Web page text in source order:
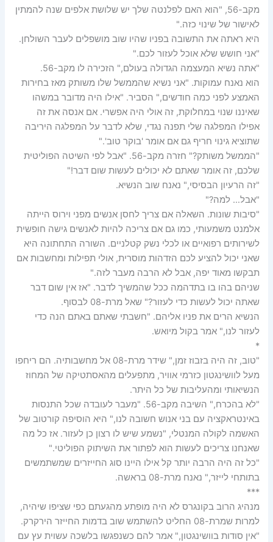
מקב-56, "הוא האם לפלנטה שלך יש שלושת אלפים שנה להמתין
לאישור של שינוי כזה."
היא ראתה את התשובה בפניו שהיו שוב מושפלים לעבר השולחן.
"אני חושש שלא אוכל לעזור לכם."
"אתה נשיא המעצמה הגדולה בעולם," הזכירה לו מקב-56.
הוא נאנח עמוקות. "אני נשיא שהממשל שלו משותק מאז בחירות
האמצע לפני כמה חודשים," הסביר. "אילו היה מדובר במשהו
שאיננו שנוי במחלוקת, זה אולי היה אפשרי. אם אנסה את זה
אפילו המפלגה שלי תפנה נגדי, שלא לדבר על המפלגה היריבה
שתוציא גינוי חריף גם אם אומר 'בוקר טוב'."
"הממשל משותק?" חזרה מקב-56. "אבל לפי השיטה הפוליטית
שלכם, זה אומר שאתם לא יכולים לעשות שום דבר!"
"זה הרעיון הבסיסי," נאנח שוב הנשיא.
"אבל… למה?"
"סיבות שונות. השאלה אם צריך לחסן אנשים מפני וירוס הייתה
אלמנט משמעותי, כמו גם אם צריכה להיות לאנשים גישה חופשית
לשירותים רפואיים או לכלי נשק קטלניים. השורה התחתונה היא
שאני יכול להציע לכם הזדהות מוסרית, אולי תפילות ומחשבות אם
תבקשו מאוד יפה, אבל לא הרבה מעבר לזה."
שניהם בהו בו בתדהמה ככל שהמשיך לדבר. "אז אין שום דבר
שאתה יכול לעשות כדי לעזור?" שאל מרת-08 לבסוף.
הנשיא הרים את פניו אליהם. "חשבתי שאתם באתם הנה כדי
לעזור לנו," אמר בקול מיואש.
*
"טוב, זה היה בזבוז זמן," שידר מרת-08 אל מחשבותיה. הם ריחפו
מעל לוושינגטון כזרמי אוויר, מתפעלים מהאסתטיקה של המחוז
הנשיאותי ומהעליבות של כל היתר.
"לא בהכרח," השיבה מקב-56. "מעבר לעובדה שכל התנסות
באינטראקציה עם בני אנוש חשובה לנו," היא הוסיפה קורטוב של
האשמה לקולה המנטלי, "נשמע שיש לו רצון כן לעזור. אז כל מה
שאנחנו צריכים לעשות הוא לפתור את השיתוק הפוליטי."
"כל זה היה הרבה יותר קל אילו היינו סוג החייזרים שמשתמשים
בתותחי לייזר," נאנח מרת-08 בראשה.
***
מנהיג הרוב בקונגרס לא היה מופתע מהגעתם כפי שציפו שיהיה,
למרות שמרת-08 החליט להשתמש שוב בדמות החייזר הירקרק.
"אין סודות בוושינגטון," אמר להם כשנפגשו בלשכה עשוית עץ עם